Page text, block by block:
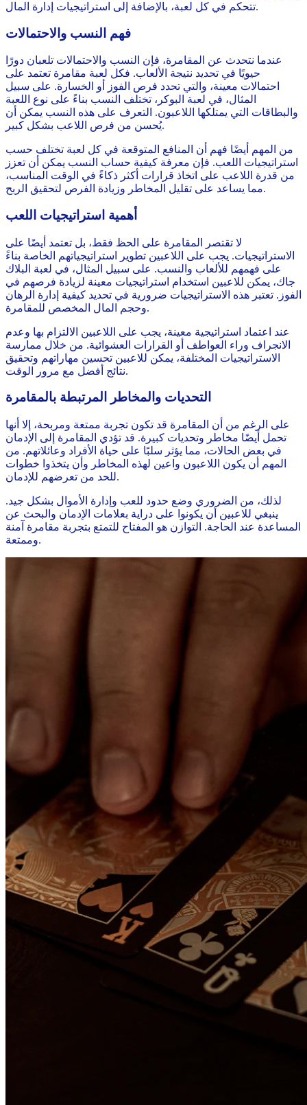
تتحكم في كل لعبة، بالإضافة إلى استراتيجيات إدارة المال.
فهم النسب والاحتمالات
عندما نتحدث عن المقامرة، فإن النسب والاحتمالات تلعبان دورًا
حيويًا في تحديد نتيجة الألعاب. فكل لعبة مقامرة تعتمد على
احتمالات معينة، والتي تحدد فرص الفوز أو الخسارة. على سبيل
المثال، في لعبة البوكر، تختلف النسب بناءً على نوع اللعبة
والبطاقات التي يمتلكها اللاعبون. التعرف على هذه النسب يمكن أن
يُحسن من فرص اللاعب بشكل كبير.
من المهم أيضًا فهم أن المنافع المتوقعة في كل لعبة تختلف حسب
استراتيجيات اللعب. فإن معرفة كيفية حساب النسب يمكن أن تعزز
من قدرة اللاعب على اتخاذ قرارات أكثر ذكاءً في الوقت المناسب،
مما يساعد على تقليل المخاطر وزيادة الفرص لتحقيق الربح.
أهمية استراتيجيات اللعب
لا تقتصر المقامرة على الحظ فقط، بل تعتمد أيضًا على
الاستراتيجيات. يجب على اللاعبين تطوير استراتيجياتهم الخاصة بناءً
على فهمهم للألعاب والنسب. على سبيل المثال، في لعبة البلاك
جاك، يمكن للاعبين استخدام استراتيجيات معينة لزيادة فرصهم في
الفوز. تعتبر هذه الاستراتيجيات ضرورية في تحديد كيفية إدارة الرهان
وحجم المال المخصص للمقامرة.
عند اعتماد استراتيجية معينة، يجب على اللاعبين الالتزام بها وعدم
الانجراف وراء العواطف أو القرارات العشوائية. من خلال ممارسة
الاستراتيجيات المختلفة، يمكن للاعبين تحسين مهاراتهم وتحقيق
نتائج أفضل مع مرور الوقت.
التحديات والمخاطر المرتبطة بالمقامرة
على الرغم من أن المقامرة قد تكون تجربة ممتعة ومربحة، إلا أنها
تحمل أيضًا مخاطر وتحديات كبيرة. قد تؤدي المقامرة إلى الإدمان
في بعض الحالات، مما يؤثر سلبًا على حياة الأفراد وعائلاتهم. من
المهم أن يكون اللاعبون واعين لهذه المخاطر وأن يتخذوا خطوات
للحد من تعرضهم للإدمان.
لذلك، من الضروري وضع حدود للعب وإدارة الأموال بشكل جيد.
ينبغي للاعبين أن يكونوا على دراية بعلامات الإدمان والبحث عن
المساعدة عند الحاجة. التوازن هو المفتاح للتمتع بتجربة مقامرة آمنة
وممتعة.